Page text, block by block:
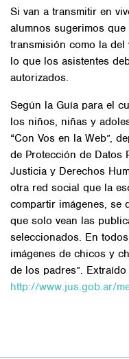
Si van a transmitir en
alumnos sugerimos
transmisión como la
lo que los asistentes
autorizados.
Según la Guía para el
los niños, niñas y
“Con Vos en la Web”,
de Protección de Datos
Justicia y Derechos
otra red social que la
compartir imágenes, se
que solo vean las
seleccionados. En
imágenes de chicos y
de los padres”. Extraído
http://www.jus.gob.ar/